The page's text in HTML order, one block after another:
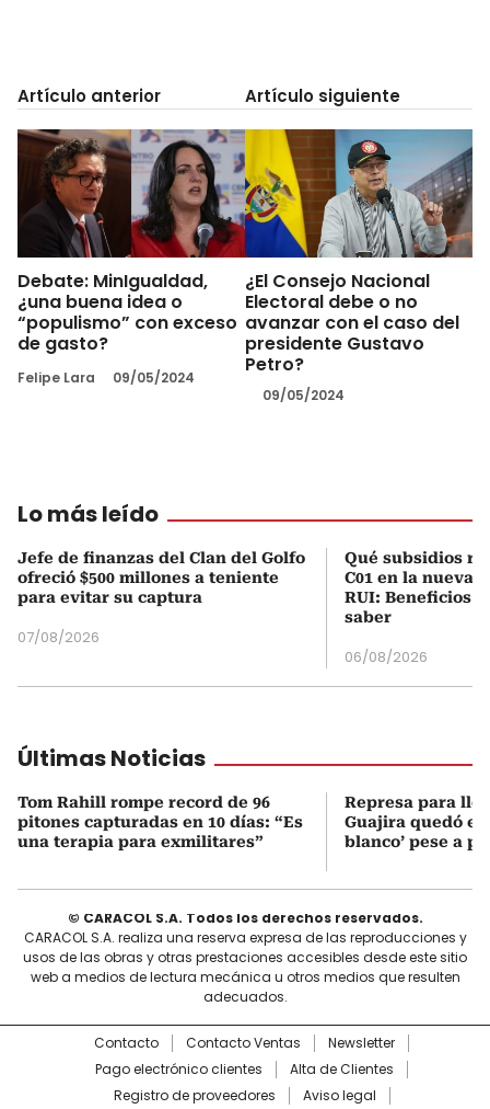
Artículo anterior
Debate: MinIgualdad,
¿una buena idea o
“populismo” con exceso
de gasto?
Felipe Lara 09/05/2024
Artículo siguiente
¿El Consejo Nacional
Electoral debe o no
avanzar con el caso del
presidente Gustavo
Petro?
09/05/2024
Lo más leído
Jefe de finanzas del Clan del Golfo
ofreció $500 millones a teniente
para evitar su captura
07/08/2026
Qué subsidios
C01 en la nueva
RUI: Beneficios
saber
06/08/2026
Últimas Noticias
Tom Rahill rompe record de 96
pitones capturadas en 10 días: “Es
una terapia para exmilitares”
Represa para
Guajira quedó en
blanco’ pese a
© CARACOL S.A. Todos los derechos reservados.
CARACOL S.A. realiza una reserva expresa de las reproducciones y
usos de las obras y otras prestaciones accesibles desde este sitio
web a medios de lectura mecánica u otros medios que resulten
adecuados.
Contacto Contacto Ventas
Newsletter
Pago electrónico clientes
Alta de Clientes
Registro de proveedores
Aviso legal